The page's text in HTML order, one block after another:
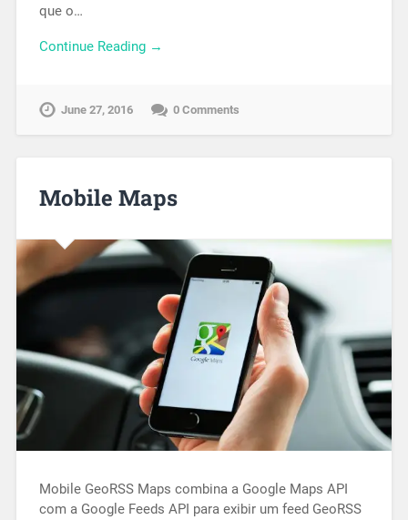
que o…
Continue Reading →
June 27, 2016 0 Comments
Mobile Maps
Mobile GeoRSS Maps combina a Google Maps API
com a Google Feeds API para exibir um feed GeoRSS